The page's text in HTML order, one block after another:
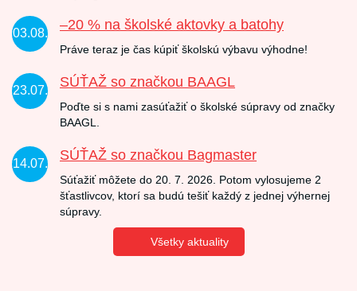
03.08.
–20 % na školské aktovky a batohy
Práve teraz je čas kúpiť školskú výbavu výhodne!
23.07.
SÚŤAŽ so značkou BAAGL
Poďte si s nami zasúťažiť o školské súpravy od značky
BAAGL.
14.07.
SÚŤAŽ so značkou Bagmaster
Súťažiť môžete do 20. 7. 2026. Potom vylosujeme 2
šťastlivcov, ktorí sa budú tešiť každý z jednej výhernej
súpravy.
Všetky aktuality